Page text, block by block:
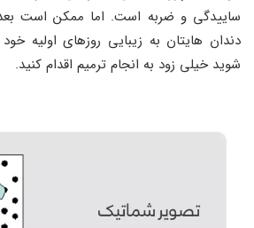
ساییدگی و ضربه است. اما ممکن است
دندان‌ هایتان به زیبایی روزهای اولیه خود
شوید خیلی زود به انجام ترمیم اقدام کنید.